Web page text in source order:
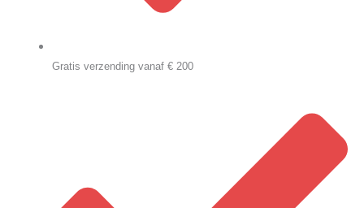
Gratis verzending vanaf € 200